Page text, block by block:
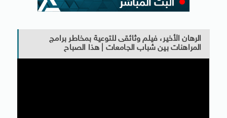
الرهان الأخير، فيلم وثائقى للتوعية بمخاطر برامج
المراهنات بين شباب الجامعات | هذا الصباح